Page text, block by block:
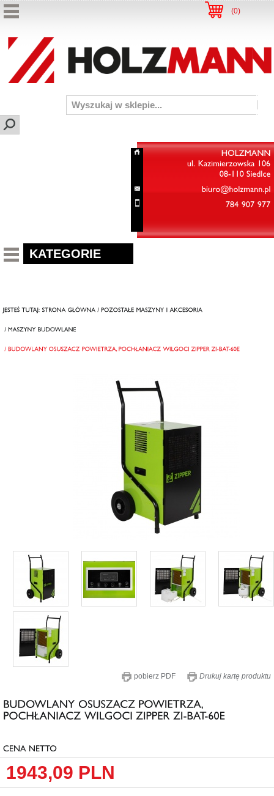
(0)
HOLZMANN
Kazimierzowska 106
biuro@holzmann.pl
KATEGORIE
pobierz PDF Drukuj kartę produktu
1943,09 PLN